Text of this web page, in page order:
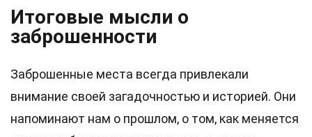
Итоговые мысли о
заброшенности
Заброшенные места всегда привлекали
внимание своей загадочностью и историей. Они
напоминают нам о прошлом, о том, как меняется